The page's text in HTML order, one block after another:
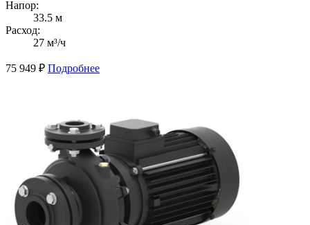
Напор:
33.5 м
Расход:
27 м³/ч
75 949 ₽ Подробнее